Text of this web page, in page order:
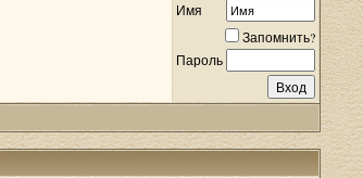
Имя
Запомнить?
Пароль